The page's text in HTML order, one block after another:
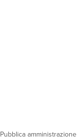
Pubblica amministrazione